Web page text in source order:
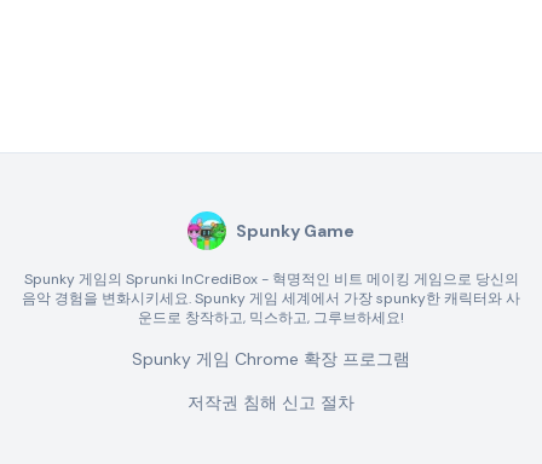
Spunky Game
Spunky 게임의 Sprunki InCrediBox - 혁명적인 비트 메이킹 게임으로 당신의
음악 경험을 변화시키세요. Spunky 게임 세계에서 가장 spunky한 캐릭터와 사
운드로 창작하고, 믹스하고, 그루브하세요!
Spunky 게임 Chrome 확장 프로그램
저작권 침해 신고 절차